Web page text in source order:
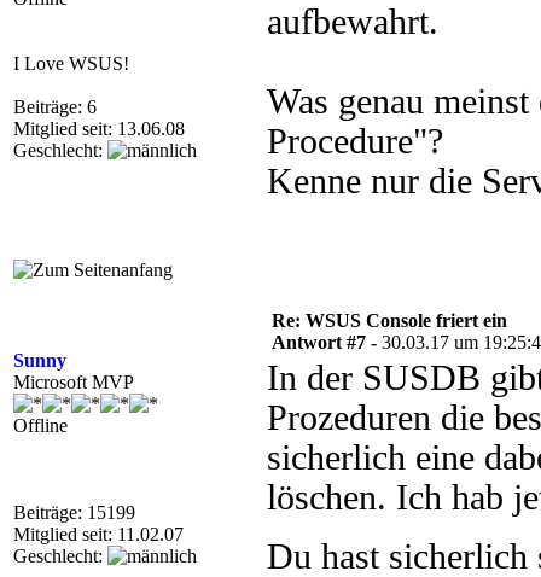
I Love WSUS!
Beiträge: 6
Mitglied seit: 13.06.08
Geschlecht:
aufbewahrt.
Was genau
Procedure"?
Kenne nur die
Sunny
Microsoft MVP
Offline
Beiträge: 15199
Mitglied seit: 11.02.07
Geschlecht:
Re: WSUS Console friert ein
Antwort #7 - 30.03.17 um
In der SUSDB
Prozeduren die
sicherlich eine
löschen. Ich hab
Du hast